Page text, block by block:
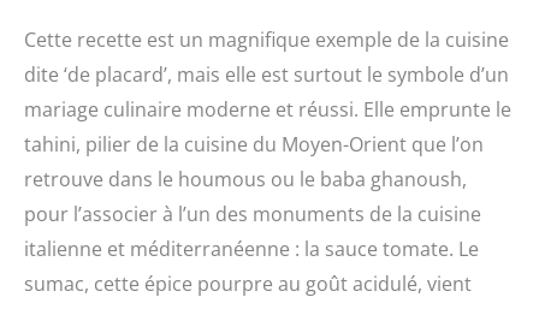
Cette recette est un magnifique exemple de la cuisine
dite ‘de placard’, mais elle est surtout le symbole d’un
mariage culinaire moderne et réussi. Elle emprunte le
tahini, pilier de la cuisine du Moyen-Orient que l’on
retrouve dans le houmous ou le baba ghanoush,
pour l’associer à l’un des monuments de la cuisine
italienne et méditerranéenne : la sauce tomate. Le
sumac, cette épice pourpre au goût acidulé, vient